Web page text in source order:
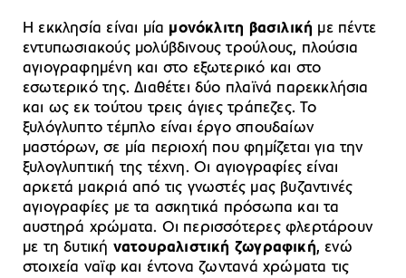
Η εκκλησία είναι μία μονόκλιτη βασιλική με πέντε
εντυπωσιακούς μολύβδινους τρούλους, πλούσια
αγιογραφημένη και στο εξωτερικό και στο
εσωτερικό της. Διαθέτει δύο πλαϊνά παρεκκλήσια
και ως εκ τούτου τρεις άγιες τράπεζες. Το
ξυλόγλυπτο τέμπλο είναι έργο σπουδαίων
μαστόρων, σε μία περιοχή που φημίζεται για την
ξυλογλυπτική της τέχνη. Οι αγιογραφίες είναι
αρκετά μακριά από τις γνωστές μας βυζαντινές
αγιογραφίες με τα ασκητικά πρόσωπα και τα
αυστηρά χρώματα. Οι περισσότερες φλερτάρουν
με τη δυτική νατουραλιστική ζωγραφική, ενώ
στοιχεία ναϊφ και έντονα ζωντανά χρώματα τις